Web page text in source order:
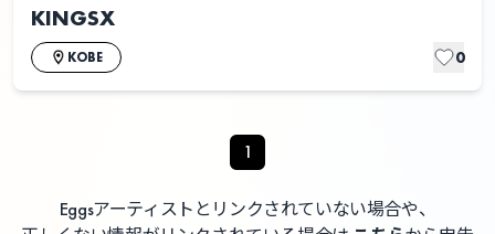
KINGSX
KOBE 0
1
Eggsアーティストとリンクされていない場合や、